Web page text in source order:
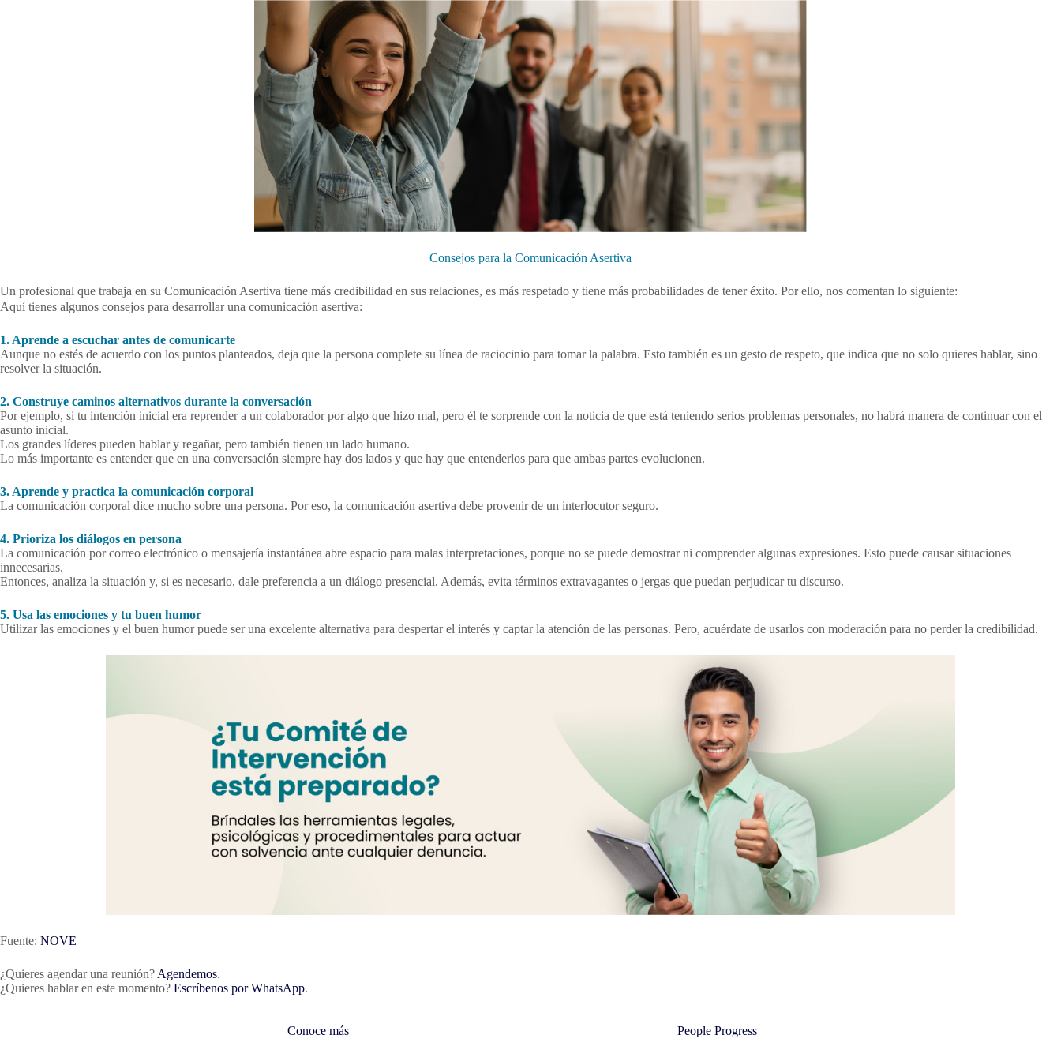
Consejos para la Comunicación Asertiva
Un profesional que trabaja en su Comunicación Asertiva tiene más credibilidad en sus relaciones, es más respetado y tiene más probabilidades de tener éxito. Por ello, nos comentan lo siguiente:
Aquí tienes algunos consejos para desarrollar una comunicación asertiva:
1. Aprende a escuchar antes de comunicarte
Aunque no estés de acuerdo con los puntos planteados, deja que la persona complete su línea de raciocinio para tomar la palabra. Esto también es un gesto de respeto, que indica que no solo quieres hablar, sino
resolver la situación.
2. Construye caminos alternativos durante la conversación
Por ejemplo, si tu intención inicial era reprender a un colaborador por algo que hizo mal, pero él te sorprende con la noticia de que está teniendo serios problemas personales, no habrá manera de continuar con el
asunto inicial.
Los grandes líderes pueden hablar y regañar, pero también tienen un lado humano.
Lo más importante es entender que en una conversación siempre hay dos lados y que hay que entenderlos para que ambas partes evolucionen.
3. Aprende y practica la comunicación corporal
La comunicación corporal dice mucho sobre una persona. Por eso, la comunicación asertiva debe provenir de un interlocutor seguro.
4. Prioriza los diálogos en persona
La comunicación por correo electrónico o mensajería instantánea abre espacio para malas interpretaciones, porque no se puede demostrar ni comprender algunas expresiones. Esto puede causar situaciones
innecesarias.
Entonces, analiza la situación y, si es necesario, dale preferencia a un diálogo presencial. Además, evita términos extravagantes o jergas que puedan perjudicar tu discurso.
5. Usa las emociones y tu buen humor
Utilizar las emociones y el buen humor puede ser una excelente alternativa para despertar el interés y captar la atención de las personas. Pero, acuérdate de usarlos con moderación para no perder la credibilidad.
Fuente: NOVE
¿Quieres agendar una reunión? Agendemos.
¿Quieres hablar en este momento? Escríbenos por WhatsApp.
Conoce más People Progress